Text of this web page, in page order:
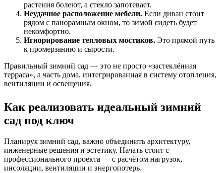
растения болеют, а стекло запотевает.
Неудачное расположение мебели. Если диван стоит
рядом с панорамным окном, то зимой сидеть будет
некомфортно.
Игнорирование тепловых мостиков. Это прямой путь
к промерзанию и сырости.
Правильный зимний сад — это не просто «застеклённая
терраса», а часть дома, интегрированная в систему отопления,
вентиляции и освещения.
Как реализовать идеальный зимний
сад под ключ
Планируя зимний сад, важно объединить архитектуру,
инженерные решения и эстетику. Начать стоит с
профессионального проекта — с расчётом нагрузок,
инсоляции, вентиляции и энергопотерь.